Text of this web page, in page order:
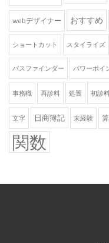
webデザイナー おすすめ
ショートカット スタイライズ
パスファインダー パワーポイ
事務職 再診料 処置 初診
文字 日商簿記 未経験
関数